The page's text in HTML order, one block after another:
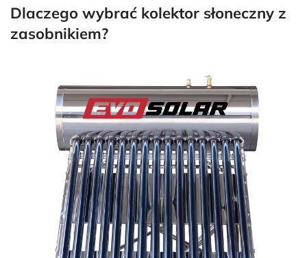
Dlaczego wybrać kolektor słoneczny z
zasobnikiem?